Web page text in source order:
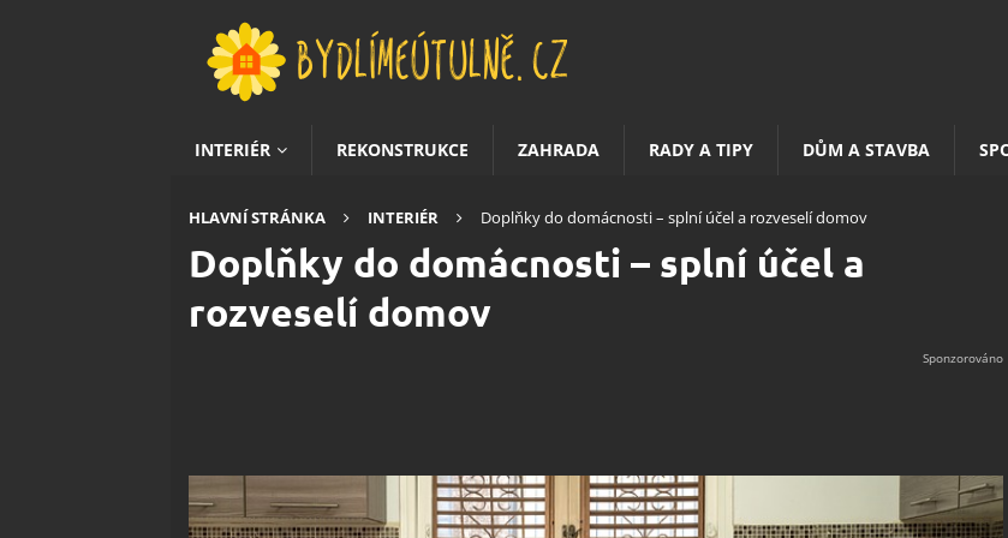
INTERIÉR REKONSTRUKCE ZAHRADA RADY A TIPY DŮM A STAVBA
HLAVNÍ STRÁNKA INTERIÉR Doplňky do domácnosti – splní účel a rozveselí domov
Doplňky do domácnosti – splní účel a
rozveselí domov